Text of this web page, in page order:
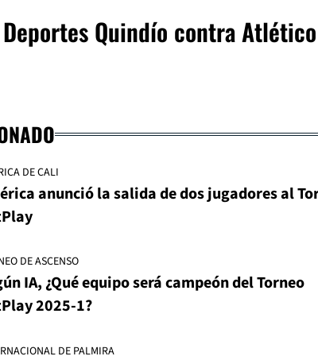
Quindío contra Atlético
DE CALI
anunció la salida de dos jugadores al
DE ASCENSO
IA, ¿Qué equipo será campeón del Torneo
2025-1?
DE PALMIRA